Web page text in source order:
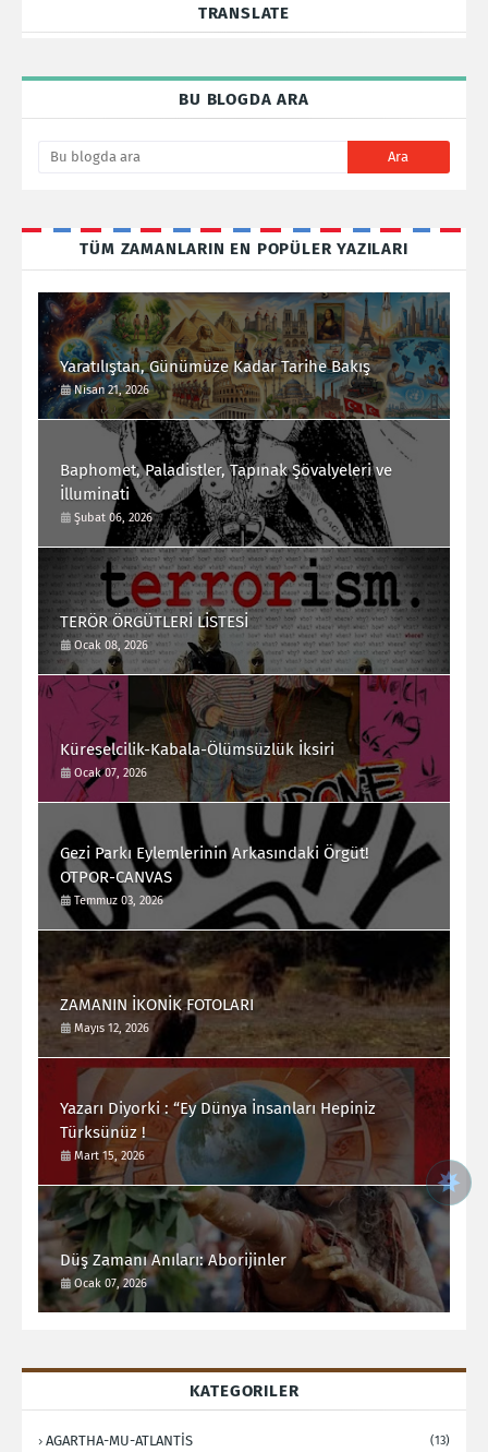
TRANSLATE
BU BLOGDA ARA
TÜM ZAMANLARIN EN POPÜLER YAZILARI
Yaratılıştan, Günümüze Kadar Tarihe Bakış
Nisan 21, 2026
Baphomet, Paladistler, Tapınak Şövalyeleri ve
İlluminati
Şubat 06, 2026
TERÖR ÖRGÜTLERİ LİSTESİ
Ocak 08, 2026
Küreselcilik-Kabala-Ölümsüzlük İksiri
Ocak 07, 2026
Gezi Parkı Eylemlerinin Arkasındaki Örgüt!
OTPOR-CANVAS
Temmuz 03, 2026
ZAMANIN İKONİK FOTOLARI
Mayıs 12, 2026
Yazarı Diyorki : “Ey Dünya İnsanları Hepiniz
Türksünüz !
Mart 15, 2026
Düş Zamanı Anıları: Aborijinler
Ocak 07, 2026
KATEGORILER
AGARTHA-MU-ATLANTİS (13)